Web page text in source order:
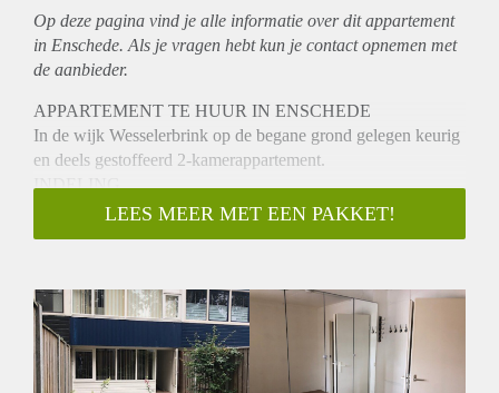
Op deze pagina vind je alle informatie over ditappartement
in Enschede. Als je vragen hebt kun je contact opnemen met
de aanbieder.
APPARTEMENT TE HUUR IN ENSCHEDE
In de wijk Wesselerbrink op de begane grond gelegen keurig
en deels gestoffeerd 2-kamerappartement.
INDELING
Het appartement is netjes afgewerkt en voorzien van
laminaat, lamellen en kastruimte. Je hebt de beschikking over
Mooie ruime achterliggende tuin. Wasmachine en droger
aanwezig (gezamenlijk gebruik). Op 5 minuten (auto) afstand
van het centrum, centraal station en busstation.
Winkelcentrum Wesselerbrink is op loopafstand.
LEES MEER MET EEN PAKKET!